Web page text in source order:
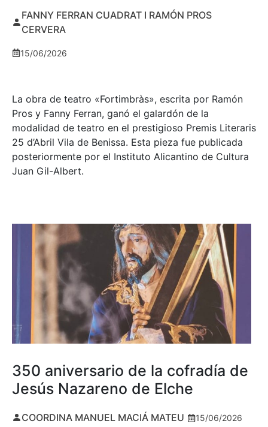
FANNY FERRAN CUADRAT I RAMÓN PROS
CERVERA
15/06/2026
La obra de teatro «Fortimbràs», escrita por Ramón
Pros y Fanny Ferran, ganó el galardón de la
modalidad de teatro en el prestigioso Premis Literaris
25 d’Abril Vila de Benissa. Esta pieza fue publicada
posteriormente por el Instituto Alicantino de Cultura
Juan Gil-Albert.
350 aniversario de la cofradía de
Jesús Nazareno de Elche
COORDINA MANUEL MACIÁ MATEU 15/06/2026